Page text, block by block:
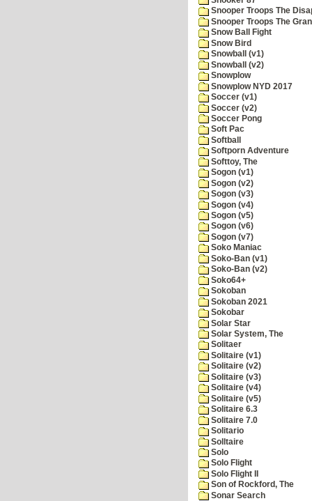
Snooper Troops The
Snooper Troops The
Snow Ball Fight
Snow Bird
Snowball (v1)
Snowball (v2)
Snowplow
Snowplow NYD 2017
Soccer (v1)
Soccer (v2)
Soccer Pong
Soft Pac
Softball
Softporn Adventure
Softtoy, The
Sogon (v1)
Sogon (v2)
Sogon (v3)
Sogon (v4)
Sogon (v5)
Sogon (v6)
Sogon (v7)
Soko Maniac
Soko-Ban (v1)
Soko-Ban (v2)
Soko64+
Sokoban
Sokoban 2021
Sokobar
Solar Star
Solar System, The
Solitaer
Solitaire (v1)
Solitaire (v2)
Solitaire (v3)
Solitaire (v4)
Solitaire (v5)
Solitaire 6.3
Solitaire 7.0
Solitario
Solltaire
Solo
Solo Flight
Solo Flight II
Son of Rockford, The
Sonar Search